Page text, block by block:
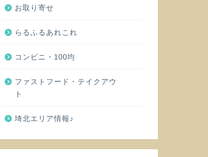
お取り寄せ
らるふるあれこれ
コンビニ・100均
ファストフード・テイクアウ
ト
埼北エリア情報♪